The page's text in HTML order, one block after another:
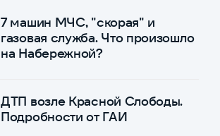
7 машин МЧС, "скорая" и
газовая служба. Что произошло
на Набережной?
ДТП возле Красной Слободы.
Подробности от ГАИ